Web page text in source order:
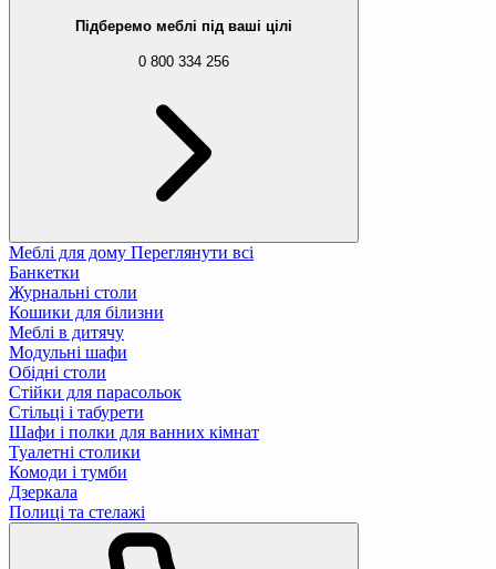
Підберемо меблі під ваші цілі
0 800 334 256
Меблі для дому Переглянути всі
Банкетки
Журнальні столи
Кошики для білизни
Меблі в дитячу
Модульні шафи
Обідні столи
Стійки для парасольок
Стільці і табурети
Шафи і полки для ванних кімнат
Туалетні столики
Комоди і тумби
Дзеркала
Полиці та стелажі